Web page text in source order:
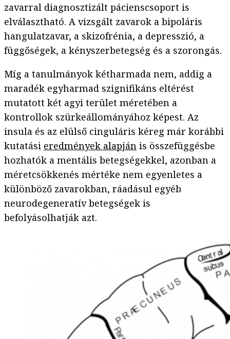
zavarral diagnosztizált pácienscsoport is
elválasztható. A vizsgált zavarok a bipoláris
hangulatzavar, a skizofrénia, a depresszió, a
függőségek, a kényszerbetegség és a szorongás.
Míg a tanulmányok kétharmada nem, addig a
maradék egyharmad szignifikáns eltérést
mutatott két agyi terület méretében a
kontrollok szürkeállományához képest. Az
insula és az elülső cinguláris kéreg már korábbi
kutatási eredmények alapján is összefüggésbe
hozhatók a mentális betegségekkel, azonban a
méretcsökkenés mértéke nem egyenletes a
különböző zavarokban, ráadásul egyéb
neurodegeneratív betegségek is
befolyásolhatják azt.